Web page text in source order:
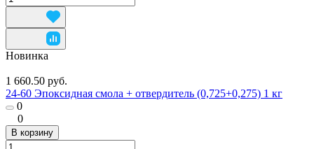
Новинка
1 660.50 руб.
24-60 Эпоксидная смола + отвердитель (0,725+0,275) 1 кг
0
0
В корзину